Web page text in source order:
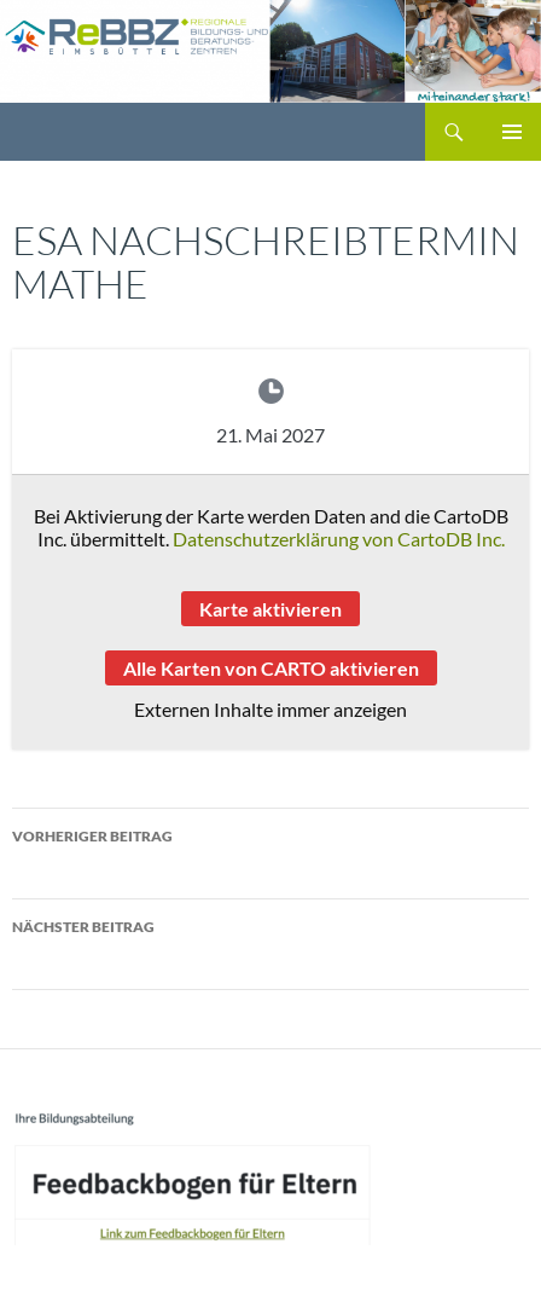
Inhalt
ESA NACHSCHREIBTERMIN
MATHE
21. Mai 2027
Bei Aktivierung der Karte werden Daten and die CartoDB
Inc. übermittelt. Datenschutzerklärung von CartoDB Inc.
Karte aktivieren
Alle Karten von CARTO aktivieren
Externen Inhalte immer anzeigen
Beitragsnavigation
VORHERIGER BEITRAG
NÄCHSTER BEITRAG